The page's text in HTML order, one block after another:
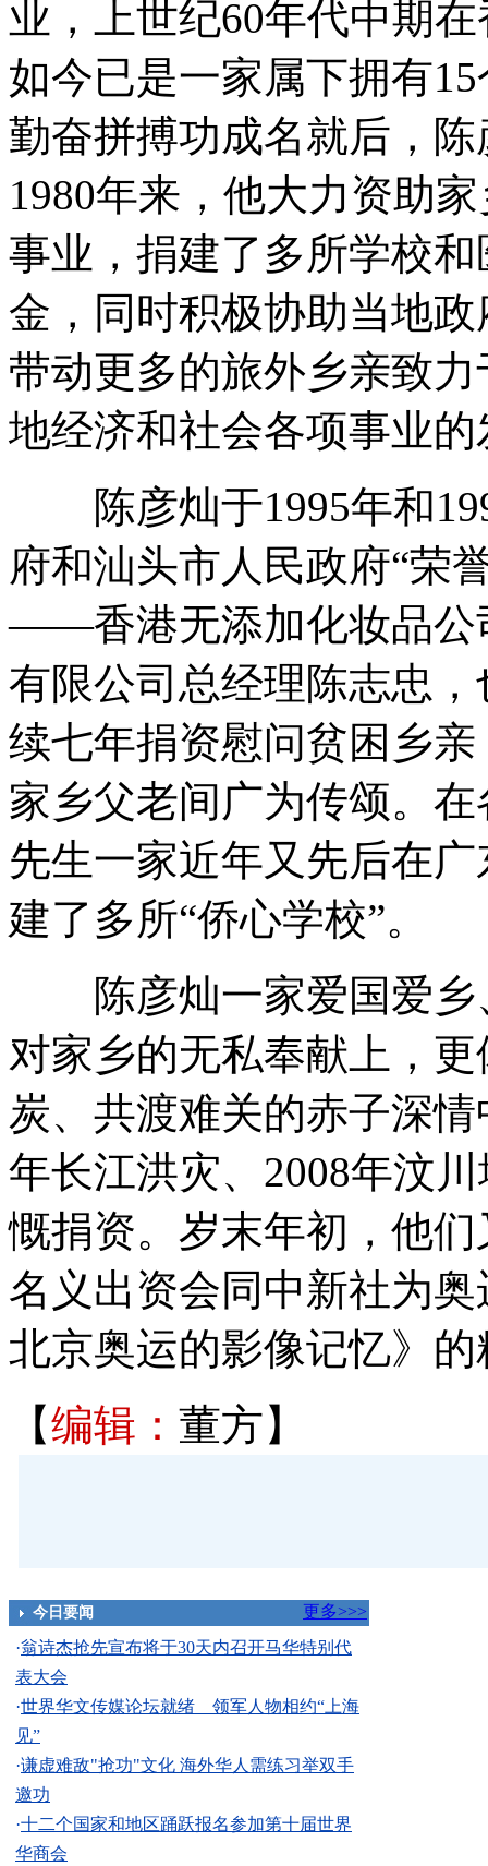
业，上世纪60年代中期
如今已是一家属下拥有
勤奋拼搏功成名就后，
1980年来，他大力资助
事业，捐建了多所学校
金，同时积极协助当地
带动更多的旅外乡亲致
地经济和社会各项事业的
陈彦灿于1995年和
府和汕头市人民政府“荣
——香港无添加化妆品公
有限公司总经理陈志忠
续七年捐资慰问贫困乡
家乡父老间广为传颂。
先生一家近年又先后在
建了多所“侨心学校”。
陈彦灿一家爱国爱乡
对家乡的无私奉献上，
炭、共渡难关的赤子深
年长江洪灾、2008年汶
慨捐资。岁末年初，他
名义出资会同中新社为
北京奥运的影像记忆》
【编辑： 董方】
今日要闻
更多>>>
·翁诗杰抢先宣布将于30天内召开马华特别代
表大会
·世界华文传媒论坛就绪 领军人物相约“上海
见”
·谦虚难敌"抢功"文化 海外华人需练习举双手
邀功
·十二个国家和地区踊跃报名参加第十届世界
华商会